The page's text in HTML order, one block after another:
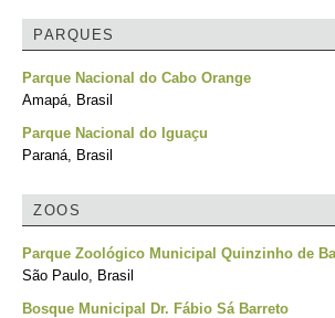
PARQUES
Parque Nacional do Cabo Orange
Amapá, Brasil
Parque Nacional do Iguaçu
Paraná, Brasil
ZOOS
Parque Zoológico Municipal Quinzinho de
São Paulo, Brasil
Bosque Municipal Dr. Fábio Sá Barreto